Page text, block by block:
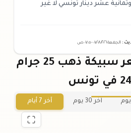
عشر دينار تونسي لا غير
: الجمعة ٠٧ /٠٨/٢٠٢٦ - ٠٧:٠٥ ص
رسم بياني لسعر سبيكة ذهب 25 جرام
آخر 30 يوم آخر 7 أيام